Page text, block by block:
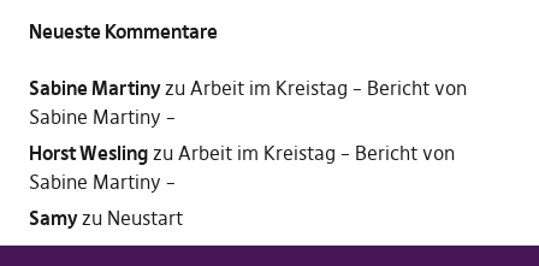
Neueste Kommentare
Sabine Martinyzu Arbeit im Kreistag – Bericht von
Sabine Martiny –
Horst Weslingzu Arbeit im Kreistag – Bericht von
Sabine Martiny –
Samyzu Neustart